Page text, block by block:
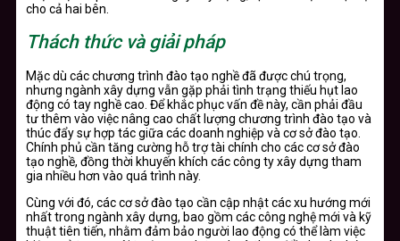
cho cả hai bên.
Thách thức và giải pháp
Mặc dù các chương trình đào tạo nghề đã được chú trọng,
nhưng ngành xây dựng vẫn gặp phải tình trạng thiếu hụt lao
động có tay nghề cao. Để khắc phục vấn đề này, cần phải đầu
tư thêm vào việc nâng cao chất lượng chương trình đào tạo và
thúc đẩy sự hợp tác giữa các doanh nghiệp và cơ sở đào tạo.
Chính phủ cần tăng cường hỗ trợ tài chính cho các cơ sở đào
tạo nghề, đồng thời khuyến khích các công ty xây dựng tham
gia nhiều hơn vào quá trình này.
Cùng với đó, các cơ sở đào tạo cần cập nhật các xu hướng mới
nhất trong ngành xây dựng, bao gồm các công nghệ mới và kỹ
thuật tiên tiến, nhằm đảm bảo người lao động có thể làm việc